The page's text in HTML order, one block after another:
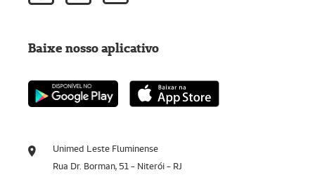
Unimed Leste Fluminense
Rua Dr. Borman, 51 - Niterói - RJ
Baixe nosso aplicativo